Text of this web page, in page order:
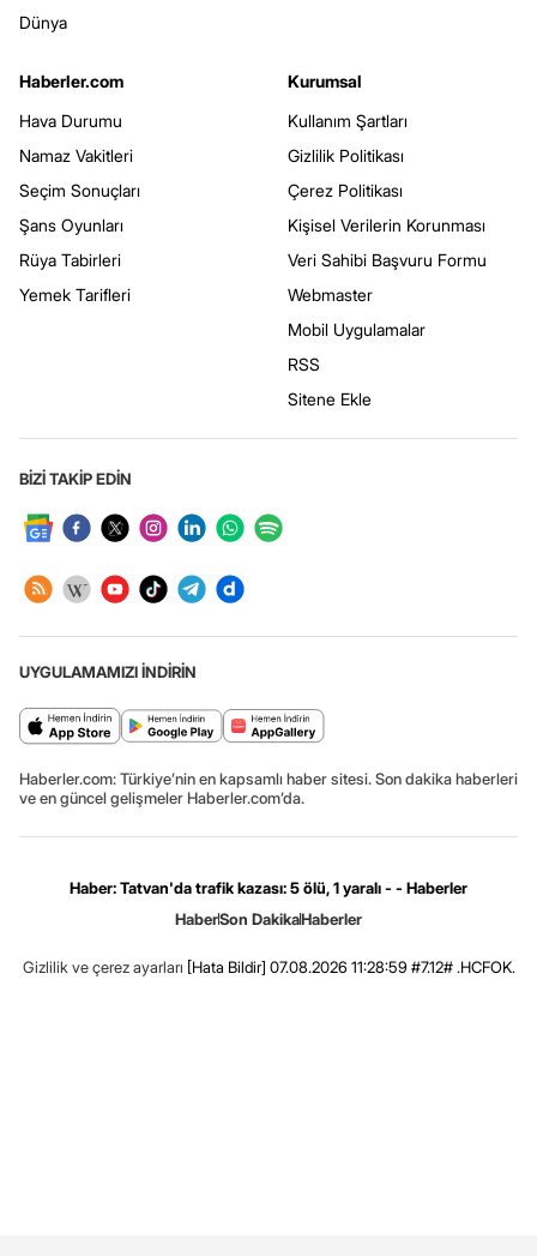
Dünya
Haberler.com
Hava Durumu
Namaz Vakitleri
Seçim Sonuçları
Şans Oyunları
Rüya Tabirleri
Yemek Tarifleri
Kurumsal
Kullanım Şartları
Gizlilik Politikası
Çerez Politikası
Kişisel Verilerin Korunması
Veri Sahibi Başvuru Formu
Webmaster
Mobil Uygulamalar
RSS
Sitene Ekle
BİZİ TAKİP EDİN
UYGULAMAMIZI İNDİRİN
Haberler.com: Türkiye’nin en kapsamlı haber sitesi. Son dakika haberleri
ve en güncel gelişmeler Haberler.com’da.
Haber: Tatvan'da trafik kazası: 5 ölü, 1 yaralı - - Haberler
HaberSon DakikaHaberler
Gizlilik ve çerez ayarları [Hata Bildir] 07.08.2026 11:28:59 #7.12# .HCFOK.